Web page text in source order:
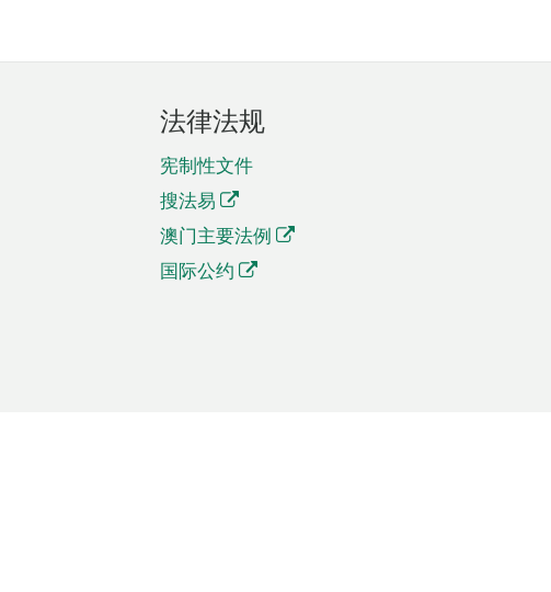
法律法规
宪制性文件
搜法易
澳门主要法例
国际公约